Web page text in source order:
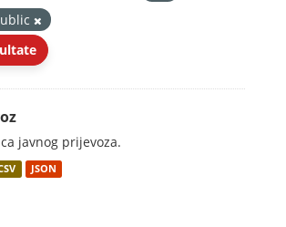
javnog prijevoza.
JSON